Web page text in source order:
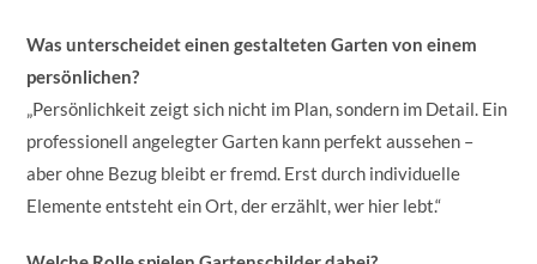
Was unterscheidet einen gestalteten Garten von einem
persönlichen?
„Persönlichkeit zeigt sich nicht im Plan, sondern im Detail. Ein
professionell angelegter Garten kann perfekt aussehen –
aber ohne Bezug bleibt er fremd. Erst durch individuelle
Elemente entsteht ein Ort, der erzählt, wer hier lebt.“